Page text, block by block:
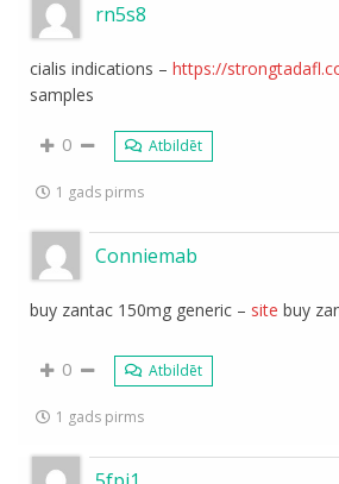
rn5s8
cialis indications –https://
samples
0 Atbildēt
1 gads pirms
Conniemab
buy zantac 150mg generic – site buy
0 Atbildēt
1 gads pirms